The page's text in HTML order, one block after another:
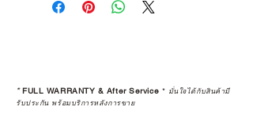
*FULL WARRANTY & After Service * มั่นใจได้กับสินค้ามี
รับประกัน พร้อมบริการหลังการขาย